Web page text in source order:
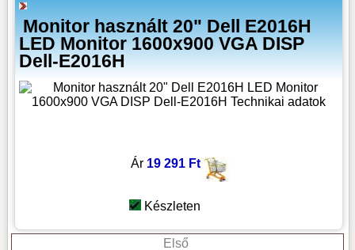
Monitor használt 20" Dell E2016H
LED Monitor 1600x900 VGA DISP
Dell-E2016H
Ár 19 291 Ft
Készleten
Első